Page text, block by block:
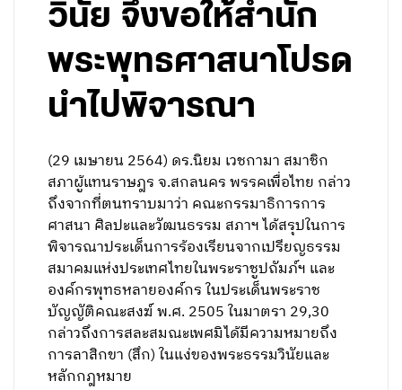
วินัย จึงขอให้สำนัก
พระพุทธศาสนาโปรด
นำไปพิจารณา
(29 เมษายน 2564) ดร.นิยม เวชกามา สมาชิก
สภาผู้แทนราษฎร จ.สกลนคร พรรคเพื่อไทย กล่าว
ถึงจากที่ตนทราบมาว่า คณะกรรมาธิการการ
ศาสนา ศิลปะและวัฒนธรรม สภาฯ ได้สรุปในการ
พิจารณาประเด็นการร้องเรียนจากเปรียญธรรม
สมาคมแห่งประเทศไทยในพระราชูปถัมภ์ฯ และ
องค์กรพุทธหลายองค์กร ในประเด็นพระราช
บัญญัติคณะสงฆ์ พ.ศ. 2505 ในมาตรา 29,30
กล่าวถึงการสละสมณะเพศมิได้มีความหมายถึง
การลาสิกขา (สึก) ในแง่ของพระธรรมวินัยและ
หลักกฎหมาย